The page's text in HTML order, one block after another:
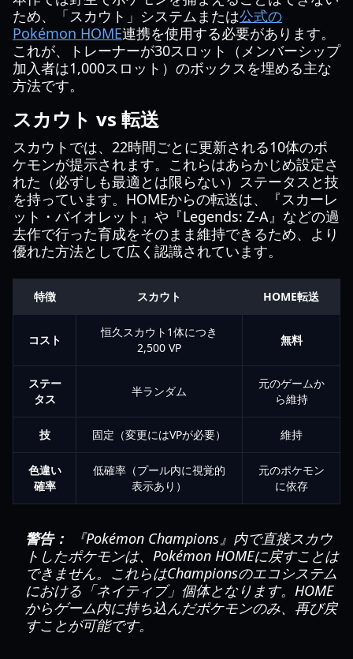
ため、「スカウト」システムまたは公式の
Pokémon HOME連携を使用する必要があります。
これが、トレーナーが30スロット（メンバーシップ
加入者は1,000スロット）のボックスを埋める主な
方法です。
スカウト vs 転送
スカウトでは、22時間ごとに更新される10体のポ
ケモンが提示されます。これらはあらかじめ設定さ
れた（必ずしも最適とは限らない）ステータスと技
を持っています。HOMEからの転送は、『スカーレ
ット・バイオレット』や『Legends: Z-A』などの過
去作で行った育成をそのまま維持できるため、より
優れた方法として広く認識されています。
特徴 スカウト HOME転送
コスト
恒久スカウト1体につき
2,500 VP
無料
ステー
タス
半ランダム
元のゲームか
ら維持
技 固定（変更にはVPが必要） 維持
色違い
確率
低確率（プール内に視覚的
表示あり）
元のポケモン
に依存
警告：
『Pokémon Champions』内で直接スカウ
トしたポケモンは、Pokémon HOMEに戻すことは
できません。これらはChampionsのエコシステム
における「ネイティブ」個体となります。HOME
からゲーム内に持ち込んだポケモンのみ、再び戻
すことが可能です。